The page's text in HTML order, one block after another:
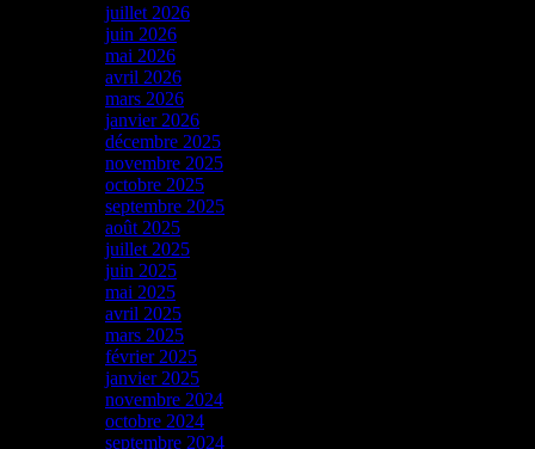
juillet 2026
juin 2026
mai 2026
avril 2026
mars 2026
janvier 2026
décembre 2025
novembre 2025
octobre 2025
septembre 2025
août 2025
juillet 2025
juin 2025
mai 2025
avril 2025
mars 2025
février 2025
janvier 2025
novembre 2024
octobre 2024
septembre 2024